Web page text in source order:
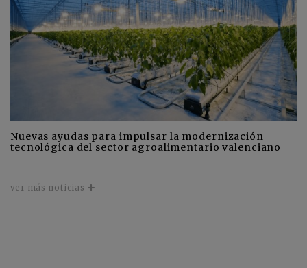
Nuevas ayudas para impulsar la modernización
tecnológica del sector agroalimentario valenciano
ver más noticias